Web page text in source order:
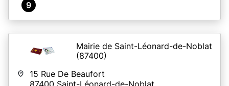
9
Mairie de Saint-Léonard-de-Noblat
(87400)
15 Rue De Beaufort
87400 Saint-Léonard-de-Noblat